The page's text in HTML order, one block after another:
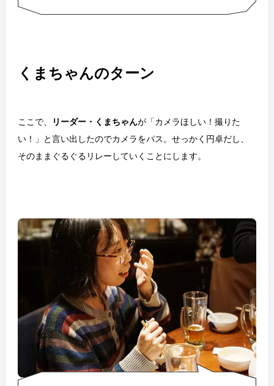
くまちゃんのターン
ここで、 リーダー・くまちゃんが「カメラほしい！撮りた
い！」と言い出したのでカメラをパス。せっかく円卓だし、
そのままぐるぐるリレーしていくことにします。